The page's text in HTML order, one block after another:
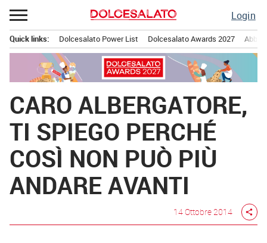
Passa
al
contenuto
Login
principale
Quick links: Dolcesalato Power List Dolcesalato Awards 2027
CARO ALBERGATORE,
TI SPIEGO PERCHÉ
COSÌ NON PUÒ PIÙ
ANDARE AVANTI
14 Ottobre 2014 share